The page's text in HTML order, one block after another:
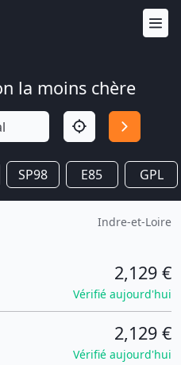
la moins chère
SP98 E85 GPL
Indre-et-Loire
2,129 €
Vérifié aujourd'hui
2,129 €
Vérifié aujourd'hui